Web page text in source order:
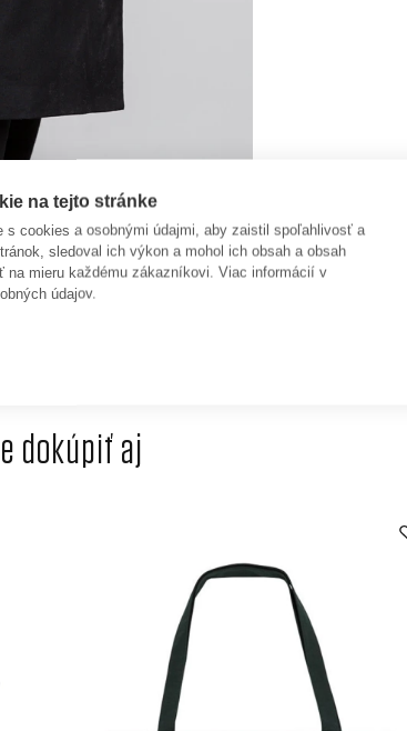
dokúpiť aj
na tejto stránke
s cookies a osobnými údajmi, aby zaistil spoľahlivosť a
sledoval ich výkon a mohol ich obsah a obsah
na mieru každému zákazníkovi. Viac informácií v
údajov.